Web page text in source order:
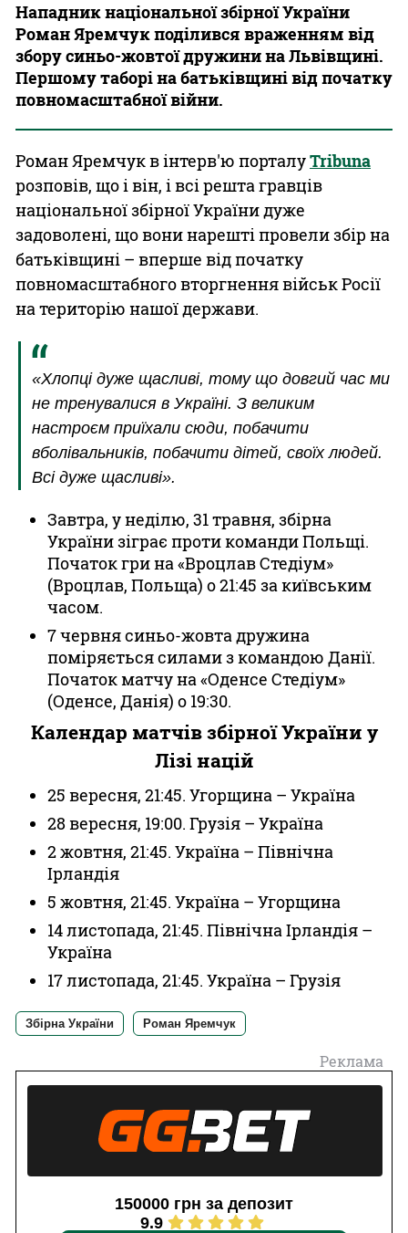
Нападник національної збірної України
Роман Яремчук поділився враженням від
збору синьо-жовтої дружини на Львівщині.
Першому таборі на батьківщині від початку
повномасштабної війни.
Роман Яремчук в інтерв'ю порталуTribuna
розповів, що і він, і всі решта гравців
національної збірної України дуже
задоволені, що вони нарешті провели збір на
батьківщині – вперше від початку
повномасштабного вторгнення військ Росії
на територію нашої держави.
«Хлопці дуже щасливі, тому що довгий час ми
не тренувалися в Україні. З великим
настроєм приїхали сюди, побачити
вболівальників, побачити дітей, своїх людей.
Всі дуже щасливі».
Завтра, у неділю, 31 травня, збірна
України зіграє проти команди Польщі.
Початок гри на «Вроцлав Стедіум»
(Вроцлав, Польща) о 21:45 за київським
часом.
7 червня синьо-жовта дружина
поміряється силами з командою Данії.
Початок матчу на «Оденсе Стедіум»
(Оденсе, Данія) о 19:30.
Календар матчів збірної України у
Лізі націй
25 вересня, 21:45. Угорщина – Україна
28 вересня, 19:00. Грузія – Україна
2 жовтня, 21:45. Україна – Північна
Ірландія
5 жовтня, 21:45. Україна – Угорщина
14 листопада, 21:45. Північна Ірландія –
Україна
17 листопада, 21:45. Україна – Грузія
Збірна України Роман Яремчук
Реклама
150000 грн за депозит
9.9